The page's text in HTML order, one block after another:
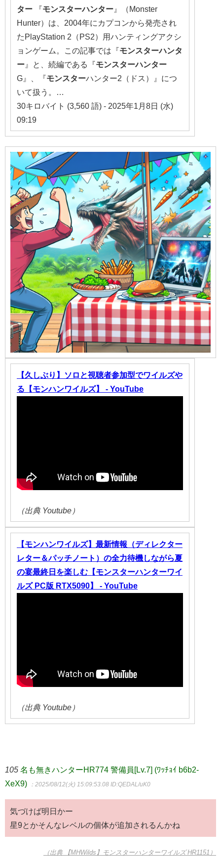
ター 『モンスターハンター 』（Monster
Hunter）は、2004年にカプコンから発売され
たPlayStation 2（PS2）用ハンティングアクシ
ョンゲーム。この記事では『モンスターハンタ
ー 』と、続編である『モンスターハンター
G』、『モンスターハンター2（ドス）』につ
いて扱う。…
30キロバイト (3,560 語) - 2025年1月8日 (水)
09:19
【久しぶり】ソロと視聴者参加型でワイルズや
る【モンハンワイルズ】 - YouTube
（出典 Youtube）
【モンハンワイルズ】最新情報（ディレクター
レター＆パッチノート）の全力待機しながら夏
の宴最終日を楽しむ【モンスターハンターワイ
ルズ PC版 RTX5090】 - YouTube
（出典 Youtube）
105 名も無きハンターHR774 警備員[Lv.7] (ﾜｯﾁｮｲ b6b2-
XeX9)
：2025/08/12(火) 15:09:53.08 ID:QEDAL/uK0
気づけば明日かー
星9とかそんなレベルの個体が追加されるんかね
（出典 【MHWilds】モンスターハンターワイルズ HR1151）